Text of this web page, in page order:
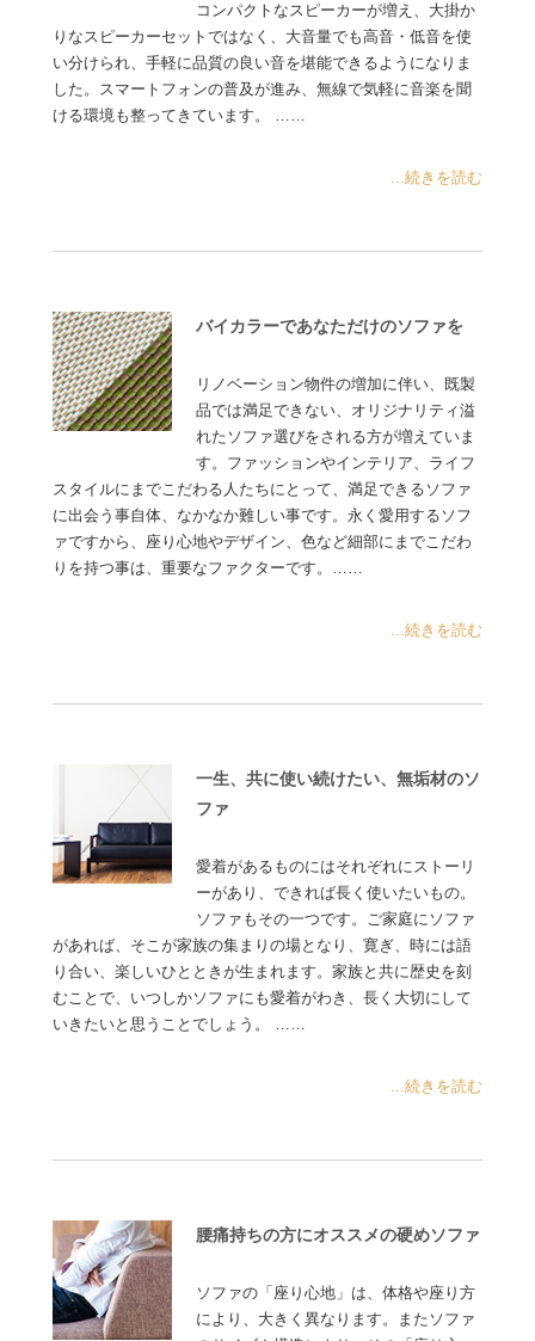
コンパクトなスピーカーが増え、大掛か
りなスピーカーセットではなく、大音量でも高音・低音を使
い分けられ、手軽に品質の良い音を堪能できるようになりま
した。スマートフォンの普及が進み、無線で気軽に音楽を聞
ける環境も整ってきています。 ……
...続きを読む
バイカラーであなただけのソファを
リノベーション物件の増加に伴い、既製
品では満足できない、オリジナリティ溢
れたソファ選びをされる方が増えていま
す。ファッションやインテリア、ライフ
スタイルにまでこだわる人たちにとって、満足できるソファ
に出会う事自体、なかなか難しい事です。永く愛用するソフ
ァですから、座り心地やデザイン、色など細部にまでこだわ
りを持つ事は、重要なファクターです。……
...続きを読む
一生、共に使い続けたい、無垢材のソ
ファ
愛着があるものにはそれぞれにストーリ
ーがあり、できれば長く使いたいもの。
ソファもその一つです。ご家庭にソファ
があれば、そこが家族の集まりの場となり、寛ぎ、時には語
り合い、楽しいひとときが生まれます。家族と共に歴史を刻
むことで、いつしかソファにも愛着がわき、長く大切にして
いきたいと思うことでしょう。 ……
...続きを読む
腰痛持ちの方にオススメの硬めソファ
ソファの「座り心地」は、体格や座り方
により、大きく異なります。またソファ